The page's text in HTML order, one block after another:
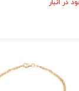
در انبار